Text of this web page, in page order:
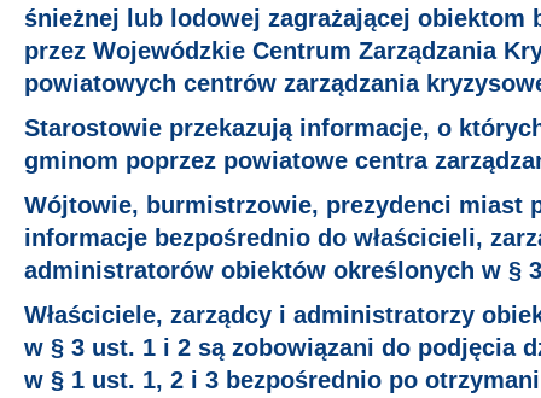
śnieżnej lub lodowej zagrażającej obiektom
przez Wojewódzkie Centrum Zarządzania
powiatowych centrów zarządzania
Starostowie przekazują informacje, o
gminom poprzez powiatowe centra
Wójtowie, burmistrzowie, prezydenci miast
informacje bezpośrednio do właścicieli,
administratorów obiektów określonych w §
Właściciele, zarządcy i administratorzy
w § 3 ust. 1 i 2 są zobowiązani do podjęcia
w § 1 ust. 1, 2 i 3 bezpośrednio po